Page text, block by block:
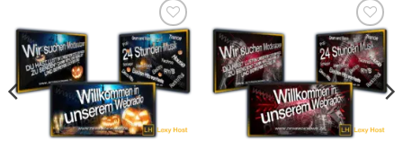
Auf die
Wunschliste
setzen
Auf die
Wunschliste
setzen